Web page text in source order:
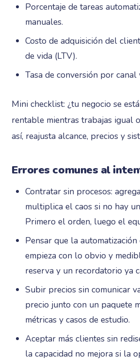
Porcentaje de tareas
manuales.
Costo de adquisición del
de vida (LTV).
Tasa de conversión por
Mini checklist: ¿tu negocio se
rentable mientras trabajas igual
así, reajusta alcance, precios y
Errores comunes al
Contratar sin procesos:
multiplica el caos si no hay
Primero el orden, luego el
Pensar que la
empieza con lo obvio y
reserva y un recordatorio ya
Subir precios sin comunicar
precio junto con un paquete
métricas y casos de estudio.
Aceptar más clientes sin
la capacidad no mejora si la